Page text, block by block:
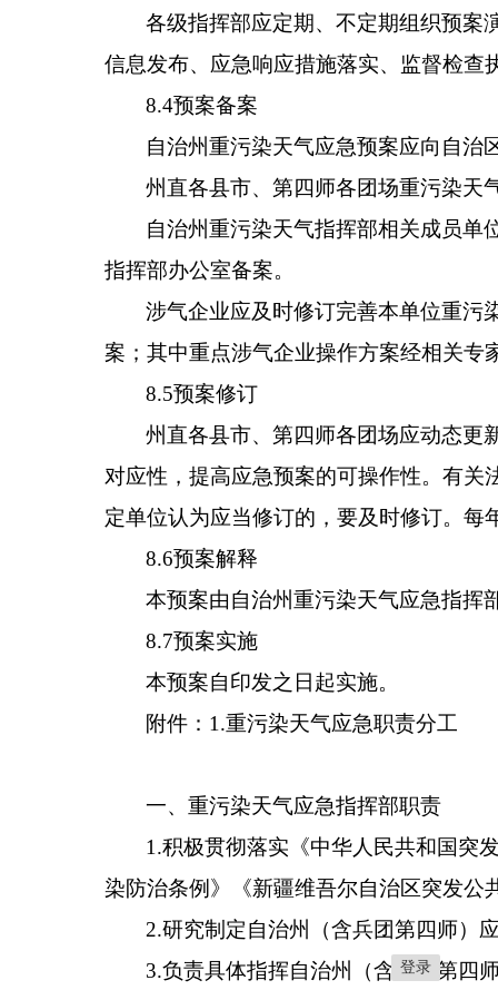
登录
各级指挥部应定期、不定期组织预案
信息发布、应急响应措施落实、监督检查
8.4预案备案
自治州重污染天气应急预案应向 自治
州直各县市、第四师各团场重污染天
自治州重污染天气指挥部相关成员单
指挥部办公室备案。
涉气企业应及时修订完善本单位重污
案；其中重点涉气企业操作方案经相关专
8.5预案修订
州直各县市、第四师各团场应动态更
对应性，提高应急预案的可操作性。有
定单位认为应当修订的，要及时修订。每
8.6预案解释
本预案由自治州重污染天气应急指挥
8.7预案实施
本预案自印发之日起实施。
附件： 1.重污染天气应急职责分工
一、重污染天气应急指挥部职责
1.积极贯彻落实《中华人民共和国突
染防治条例》《新疆维吾尔自治区突发公
2.研究制定自治州 （含兵团第四师）
3.负责具体指挥自治州 （含兵团第四